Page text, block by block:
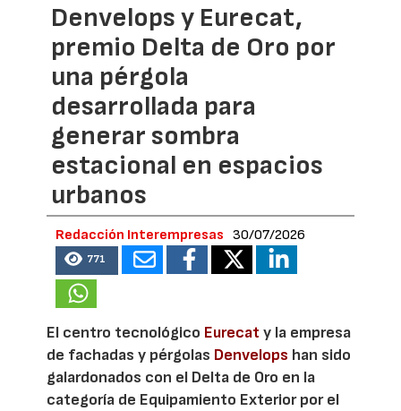
Denvelops y Eurecat,
premio Delta de Oro por
una pérgola
desarrollada para
generar sombra
estacional en espacios
urbanos
Redacción Interempresas 30/07/2026
771
El centro tecnológico Eurecat y la empresa
de fachadas y pérgolas Denvelops han sido
galardonados con el Delta de Oro en la
categoría de Equipamiento Exterior por el